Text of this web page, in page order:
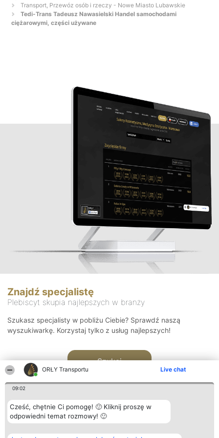
ORŁY Transportu Live chat
09:02
Cześć, chętnie Ci pomogę! 🙂 Kliknij proszę w
odpowiedni temat rozmowy! 🙂
Transport, Przewóz osób i rzeczy - Nowe Miasto Lubawskie
Tedi-Trans Tadeusz Nawasielski Handel samochodami
ciężarowymi, części używane
Znajdź specjalistę
Plebiscyt skupia najlepszych w branży
Szukasz specjalisty w pobliżu Ciebie? Sprawdź naszą
wyszukiwarkę. Korzystaj tylko z usług najlepszych!
Szukaj
Organizator plebiscytu Plebiscyt Kontakt